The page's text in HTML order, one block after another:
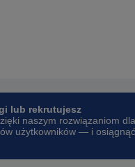
lub rekrutujesz
naszym rozwiązaniom dla
użytkowników — i osiągnąć